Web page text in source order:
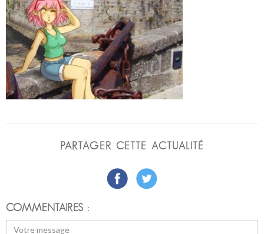
PARTAGER CETTE ACTUALITÉ
COMMENTAIRES :